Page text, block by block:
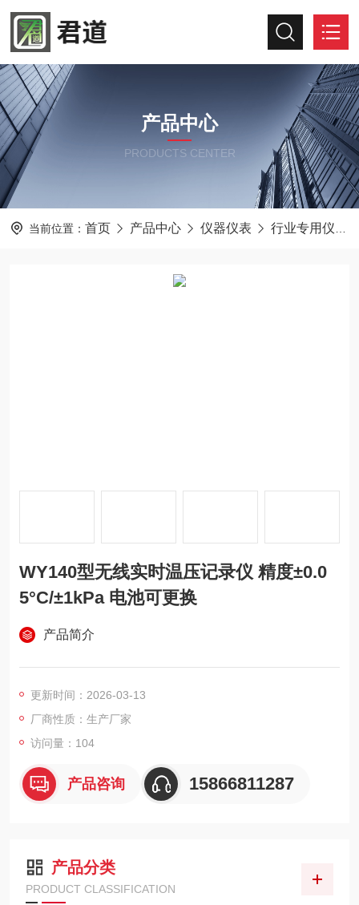
产品中心
PRODUCTS CENTER
当前位置： 首页 产品中心 仪器仪表 行业专用仪器仪表
WY140型无线实时温压记录仪 精度±0.0
5°C/±1kPa 电池可更换
产品简介
更新时间：2026-03-13
厂商性质：生产厂家
访问量：104
产品咨询 15866811287
产品分类
PRODUCT CLASSIFICATION